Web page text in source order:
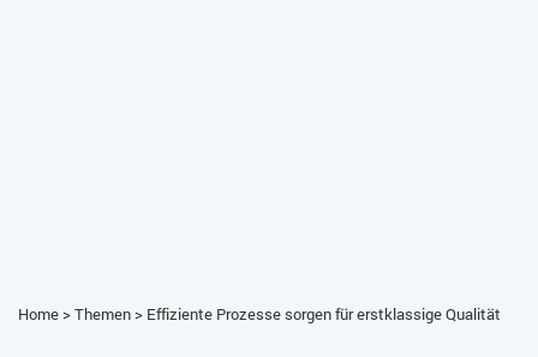
Home>Themen> Effiziente Prozesse sorgen für erstklassige Qualität